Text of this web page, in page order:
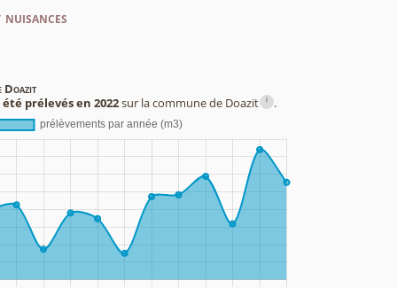
Doazit
prélevés en 2022sur la commune de Doazit i .